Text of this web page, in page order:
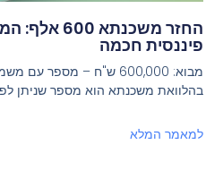
החזר
פיננסית חכמה
בהלוואת משכנתא הוא מספר שניתן
למאמר המלא